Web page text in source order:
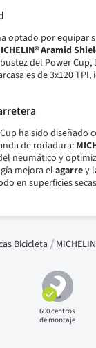
optado por equipar
Aramid
del Power Cup,
es de 3x120
Cup ha sido diseñado
de rodadura:
neumático y
mejora el agarrey
en superficies
Bicicleta MICHELIN
600 centros
de montaje